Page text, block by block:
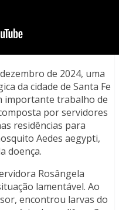
de 2024, uma
da cidade de Santa Fe
importante trabalho de
por servidores
residências para
Aedes aegypti,
doença.
Rosângela
lamentável. Ao
encontrou larvas do